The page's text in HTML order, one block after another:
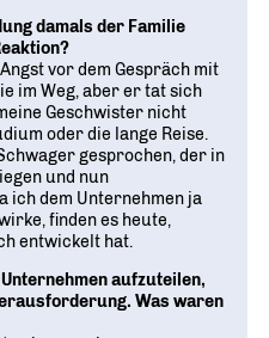
damals der Familie
vor dem Gespräch mit
im Weg, aber er tat sich
Geschwister nicht
oder die lange Reise.
gesprochen, der in
und nun
ich dem Unternehmen ja
finden es heute,
entwickelt hat.
aufzuteilen,
Was waren